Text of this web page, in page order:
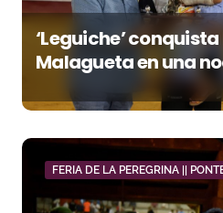
‘Leguiche’ conquista
Malagueta en una
recortes, emoción y
ambiente
FERIA DE LA PEREGRINA ||